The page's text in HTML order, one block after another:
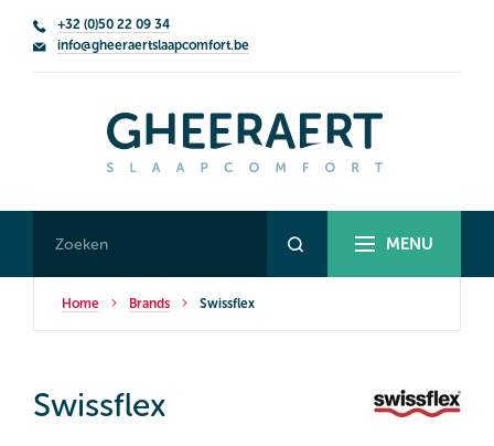
+32 (0)50 22 09 34
info@gheeraertslaapcomfort.be
MENU
Home Brands Swissflex
Swissflex